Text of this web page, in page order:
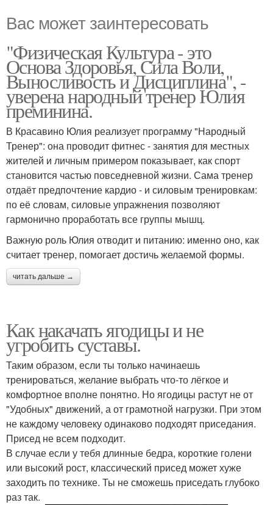
Вас может заинтересовать
"Физическая Культура - это
Основа Здоровья, Сила Воли,
Выносливость и Дисциплина", -
уверена народный тренер Юлия
преминина.
В Красавино Юлия реализует программу "Народный
Тренер": она проводит фитнес - занятия для местных
жителей и личным примером показывает, как спорт
становится частью повседневной жизни. Сама тренер
отдаёт предпочтение кардио - и силовым тренировкам:
по её словам, силовые упражнения позволяют
гармонично проработать все группы мышц.
Важную роль Юлия отводит и питанию: именно оно, как
считает тренер, помогает достичь желаемой формы.
читать дальше →
Как накачать ягодицы и не
угробить суставы.
Таким образом, если ты только начинаешь
тренироваться, желание выбрать что-то лёгкое и
комфортное вполне понятно. Но ягодицы растут не от
"Удобных" движений, а от грамотной нагрузки. При этом
не каждому человеку одинаково подходят приседания.
Присед не всем подходит.
В случае если у тебя длинные бедра, короткие голени
или высокий рост, классический присед может хуже
заходить по технике. Ты не сможешь приседать глубоко
раз так.